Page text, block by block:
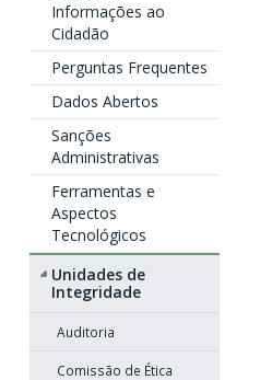
Informações ao
Cidadão
Perguntas Frequentes
Dados Abertos
Sanções
Administrativas
Ferramentas e
Aspectos
Tecnológicos
Unidades de
Integridade
Auditoria
Comissão de Ética